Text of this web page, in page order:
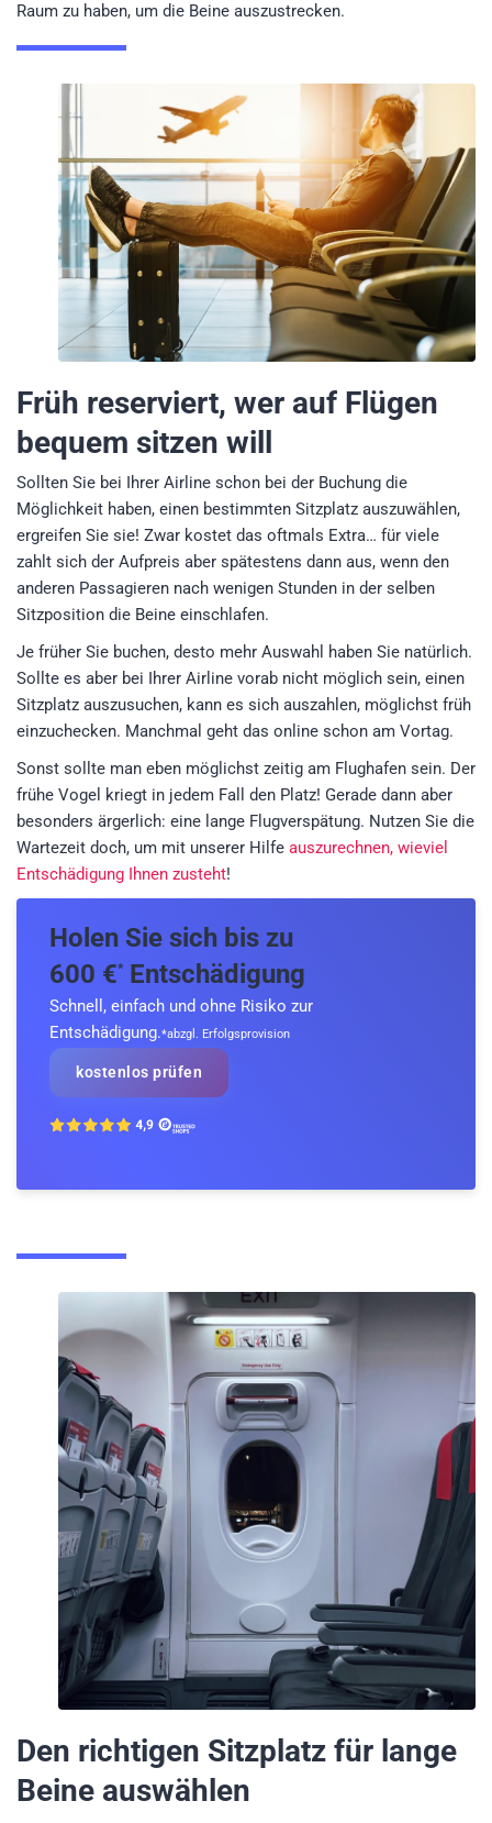
Raum zu haben, um die Beine auszustrecken.
Früh reserviert, wer auf Flügen
bequem sitzen will
Sollten Sie bei Ihrer Airline schon bei der Buchung die
Möglichkeit haben, einen bestimmten Sitzplatz auszuwählen,
ergreifen Sie sie! Zwar kostet das oftmals Extra… für viele
zahlt sich der Aufpreis aber spätestens dann aus, wenn den
anderen Passagieren nach wenigen Stunden in der selben
Sitzposition die Beine einschlafen.
Je früher Sie buchen, desto mehr Auswahl haben Sie natürlich.
Sollte es aber bei Ihrer Airline vorab nicht möglich sein, einen
Sitzplatz auszusuchen, kann es sich auszahlen, möglichst früh
einzuchecken. Manchmal geht das online schon am Vortag.
Sonst sollte man eben möglichst zeitig am Flughafen sein. Der
frühe Vogel kriegt in jedem Fall den Platz! Gerade dann aber
besonders ärgerlich: eine lange Flugverspätung. Nutzen Sie die
Wartezeit doch, um mit unserer Hilfe auszurechnen, wieviel
Entschädigung Ihnen zusteht!
Holen Sie sich bis zu
600 €*Entschädigung
Schnell, einfach und ohne Risiko zur
Entschädigung.*abzgl. Erfolgsprovision
kostenlos prüfen
Den richtigen Sitzplatz für lange
Beine auswählen